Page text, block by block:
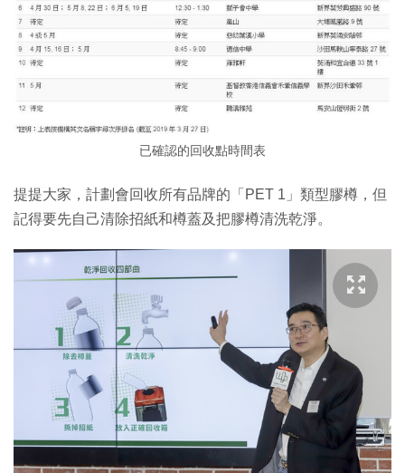
已確認的回收點時間表
提提大家，計劃會回收所有品牌的「PET 1」類型膠樽，但
記得要先自己清除招紙和樽蓋及把膠樽清洗乾淨。